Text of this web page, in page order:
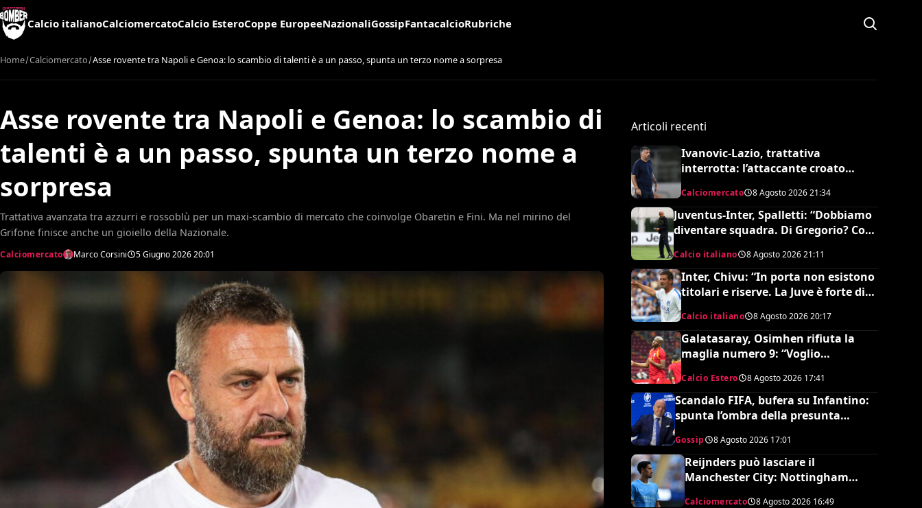
Calcio italianoCalciomercatoCalcio EsteroCoppe EuropeeNazionaliGossipFantacalcioRubriche
Home Calciomercato Asse rovente tra Napoli e Genoa: lo scambio di talenti è a un passo, spunta un terzo nome a sorpresa
Asse rovente tra Napoli e Genoa: lo scambio di
talenti è a un passo, spunta un terzo nome a
sorpresa
Trattativa avanzata tra azzurri e rossoblù per un maxi-scambio di mercato che coinvolge Obaretin e Fini. Ma nel mirino del
Grifone finisce anche un gioiello della Nazionale.
Calciomercato Marco Corsini 5 Giugno 2026 20:01
Articoli recenti
Ivanovic-Lazio, trattativa
interrotta: l’attaccante croato
rifiuta il trasferimento
Calciomercato 8 Agosto 202621:34
Juventus-Inter, Spalletti: “Dobbiamo
diventare squadra. Di Gregorio? Cose
Calcio italiano 8 Agosto 2026 21:11
Inter, Chivu: “In porta non esistono
titolari e riserve. La Juve è forte dirà
la sua”
Calcio italiano 8 Agosto 2026 20:17
Galatasaray, Osimhen rifiuta la
maglia numero 9: “Voglio
Calcio Estero 8 Agosto 2026 17:41
Scandalo FIFA, bufera su Infantino:
spunta l’ombra della presunta
amante pagata dalla UEFA
Gossip 8 Agosto 2026 17:01
Reijnders può lasciare il
Manchester City: Nottingham
Forest in pressing
Calciomercato 8 Agosto 2026 16:49